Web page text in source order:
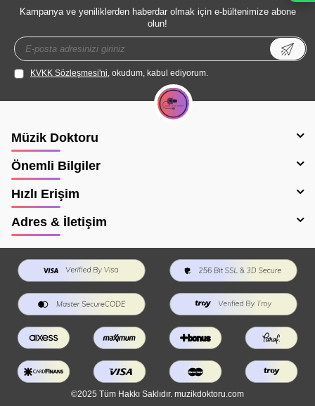
Kampanya ve yeniliklerden haberdar olmak için e-bültenimize abone
olun!
KVKK Sözleşmesi'ni, okudum, kabul ediyorum.
Müzik Doktoru
Önemli Bilgiler
Hızlı Erişim
Adres & İletişim
©2025 Tüm Hakkı Saklıdır. muzikdoktoru.com